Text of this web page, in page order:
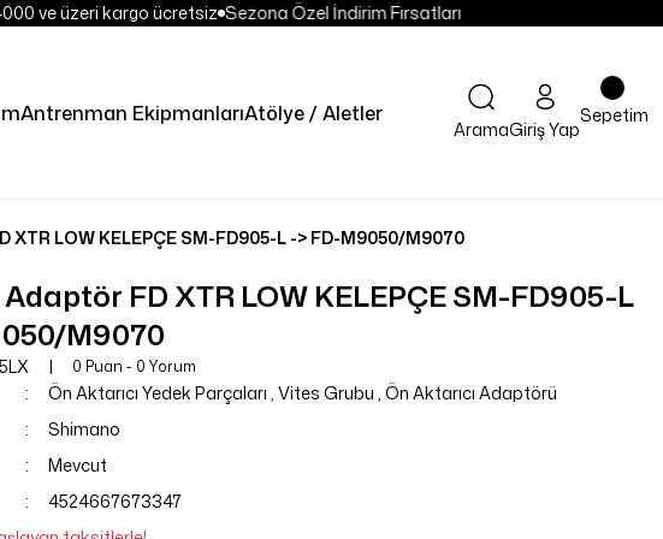
ve üzeri kargo ücretsiz Sezona Özel İndirim Fırsatları
Antrenman EkipmanlarıAtölye / Aletler
AramaGiriş Yap
Sepetim
XTR LOW KELEPÇE SM-FD905-L -> FD-M9050/M9070
FD XTR LOW KELEPÇE SM-FD905-L
M9070
0 Puan - 0 Yorum
Ön Aktarıcı Yedek Parçaları , Vites Grubu , Ön Aktarıcı Adaptörü
Shimano
Mevcut
4524667673347